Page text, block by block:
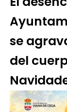
se
del